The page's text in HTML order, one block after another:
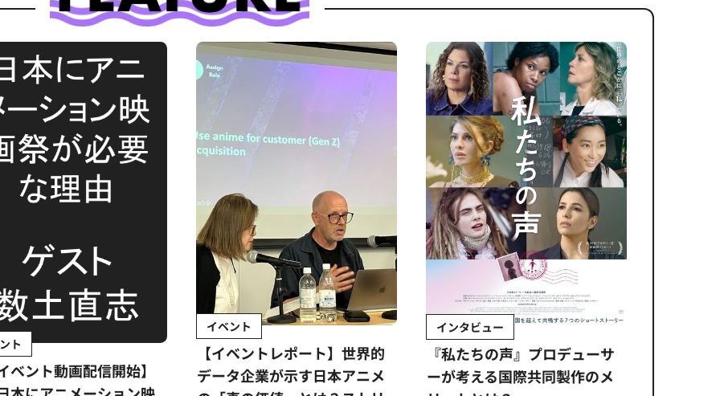
ト
ベント動画配信開始】
イベント
【イベントレポート】世界的
データ企業が示す日本アニメ
インタビュー
『私たちの声』プロデューサ
ーが考える国際共同製作のメ